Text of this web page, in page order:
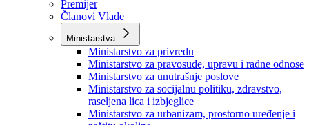
Vlada
Vlada BPK Goražde
Premijer
Članovi Vlade
Ministarstva
Ministarstvo za privredu
Ministarstvo za pravosuđe, upravu i radne odnose
Ministarstvo za unutrašnje poslove